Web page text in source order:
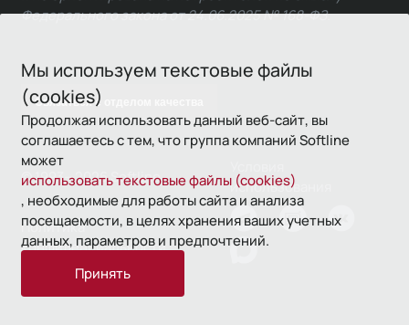
Мы используем текстовые файлы
(cookies)
Продолжая использовать данный веб-сайт, вы
соглашаетесь с тем, что группа компаний Softline
может
использовать текстовые файлы (cookies)
, необходимые для работы сайта и анализа
посещаемости, в целях хранения ваших учетных
данных, параметров и предпочтений.
Принять
Связаться с отделом качества
Федерального закона от 24.06.2025 № 168-ФЗ.
© 1993—2026 Softline
использования
Политика
конфиденциальности